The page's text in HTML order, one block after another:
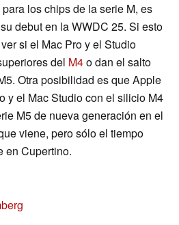
los chips de la serie M, es
debut en la WWDC 25. Si esto
si el Mac Pro y el Studio
del M4o dan el salto
Otra posibilidad es que Apple
y el Mac Studio con el silicio M4
M5 de nueva generación en el
viene, pero sólo el tiempo
en Cupertino.